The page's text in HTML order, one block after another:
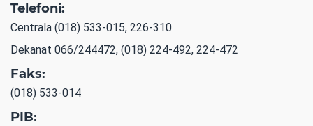
Telefoni:
Centrala (018) 533-015, 226-310
Dekanat 066/244472, (018) 224-492, 224-472
Faks:
(018) 533-014
PIB: